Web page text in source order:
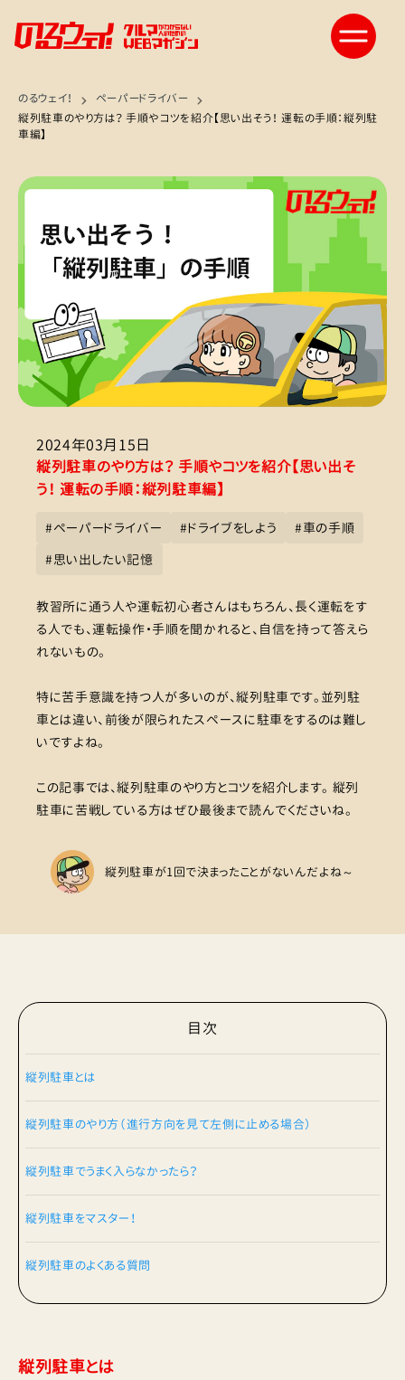
のるウェイ！
ペーパードライバー
縦列駐車のやり方は？ 手順やコツを紹介【思い出そう！ 運転の手順：縦列駐
車編】
2024年03月15日
縦列駐車のやり方は？ 手順やコツを紹介【思い出そ
う！ 運転の手順：縦列駐車編】
#ペーパードライバー #ドライブをしよう #車の手順
#思い出したい記憶
教習所に通う人や運転初心者さんはもちろん、長く運転をす
る人でも、運転操作・手順を聞かれると、自信を持って答えら
れないもの。
特に苦手意識を持つ人が多いのが、縦列駐車です。並列駐
車とは違い、前後が限られたスペースに駐車をするのは難し
いですよね。
この記事では、縦列駐車のやり方とコツを紹介します。 縦列
駐車に苦戦している方はぜひ最後まで読んでくださいね。
縦列駐車が1回で決まったことがないんだよね～
目次
縦列駐車とは
縦列駐車のやり方（進行方向を見て左側に止める場合）
縦列駐車でうまく入らなかったら？
縦列駐車をマスター！
縦列駐車のよくある質問
縦列駐車とは